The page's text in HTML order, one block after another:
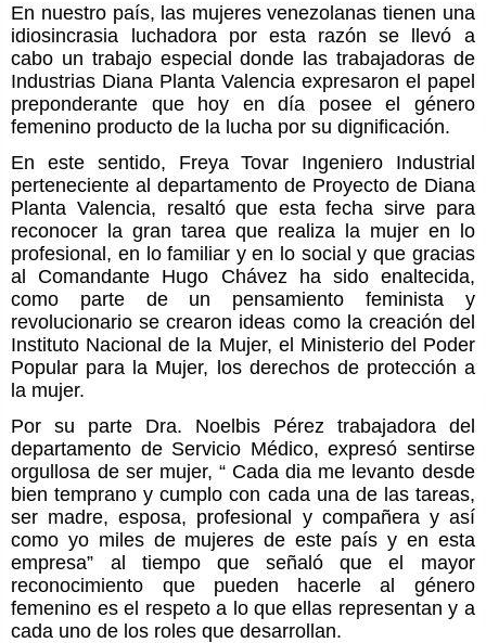
En nuestro país, las mujeres venezolanas tienen una
idiosincrasia luchadora por esta razón se llevó a
cabo un trabajo especial donde las trabajadoras de
Industrias Diana Planta Valencia expresaron el papel
preponderante que hoy en día posee el género
femenino producto de la lucha por su dignificación.
En este sentido, Freya Tovar Ingeniero Industrial
perteneciente al departamento de Proyecto de Diana
Planta Valencia, resaltó que esta fecha sirve para
reconocer la gran tarea que realiza la mujer en lo
profesional, en lo familiar y en lo social y que gracias
al Comandante Hugo Chávez ha sido enaltecida,
como parte de un pensamiento feminista y
revolucionario se crearon ideas como la creación del
Instituto Nacional de la Mujer, el Ministerio del Poder
Popular para la Mujer, los derechos de protección a
la mujer.
Por su parte Dra. Noelbis Pérez trabajadora del
departamento de Servicio Médico, expresó sentirse
orgullosa de ser mujer, “ Cada dia me levanto desde
bien temprano y cumplo con cada una de las tareas,
ser madre, esposa, profesional y compañera y así
como yo miles de mujeres de este país y en esta
empresa” al tiempo que señaló que el mayor
reconocimiento que pueden hacerle al género
femenino es el respeto a lo que ellas representan y a
cada uno de los roles que desarrollan.